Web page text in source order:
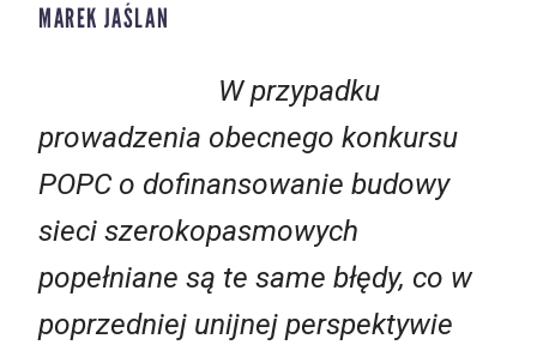
MAREK JAŚLAN
W przypadku
prowadzenia obecnego konkursu
POPC o dofinansowanie budowy
sieci szerokopasmowych
popełniane są te same błędy, co w
poprzedniej unijnej perspektywie